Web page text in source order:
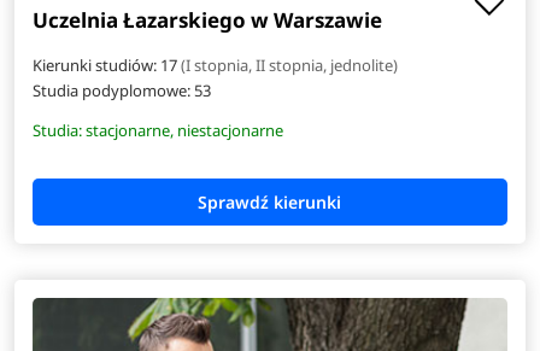
Uczelnia Łazarskiego w Warszawie
Kierunki studiów: 17(I stopnia, II stopnia, jednolite)
Studia podyplomowe: 53
Studia: stacjonarne, niestacjonarne